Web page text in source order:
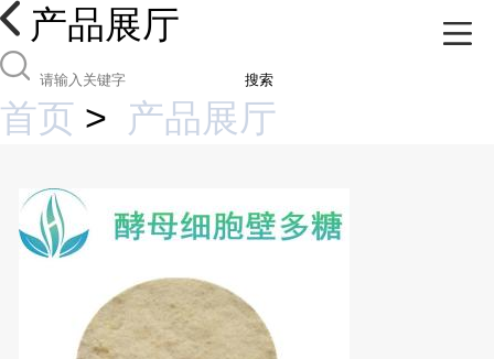
产品展厅
搜索
首页 > 产品展厅